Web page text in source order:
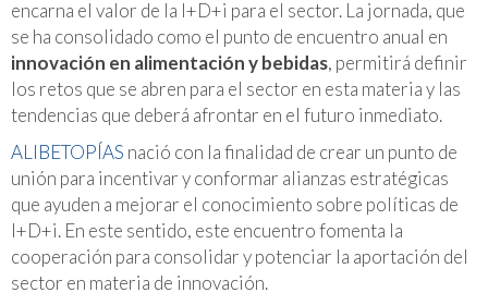
encarna el valor de la I+D+i para el sector. La jornada, que
se ha consolidado como el punto de encuentro anual en
innovación en alimentación y bebidas, permitirá definir
los retos que se abren para el sector en esta materia y las
tendencias que deberá afrontar en el futuro inmediato.
ALIBETOPÍAS nació con la finalidad de crear un punto de
unión para incentivar y conformar alianzas estratégicas
que ayuden a mejorar el conocimiento sobre políticas de
I+D+i. En este sentido, este encuentro fomenta la
cooperación para consolidar y potenciar la aportación del
sector en materia de innovación.